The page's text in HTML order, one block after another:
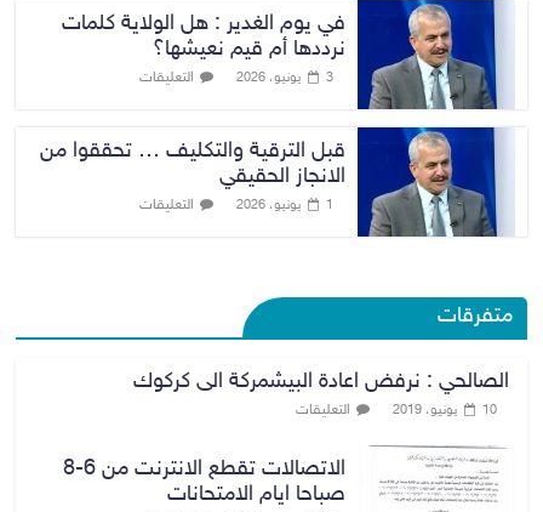
في يوم الغدير : هل الولاية كلمات
نرددها أم قيم نعيشها؟
3 يونيو، 2026 التعليقات
قبل الترقية والتكليف … تحققوا من
الانجاز الحقيقي
1 يونيو، 2026 التعليقات
متفرقات
الصالحي : نرفض اعادة البيشمركة الى كركوك
10 يونيو، 2019 التعليقات
الاتصالات تقطع الانترنت من 6-8
صباحا ايام الامتحانات